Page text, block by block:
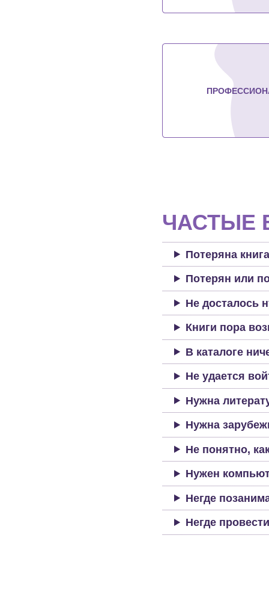
ЧАСТЫЕ
Потеряна
Потерян или
Не досталось
Книги пора
В каталоге
Не удается
Нужна
Нужна
Не понятно,
Нужен
Негде
Негде